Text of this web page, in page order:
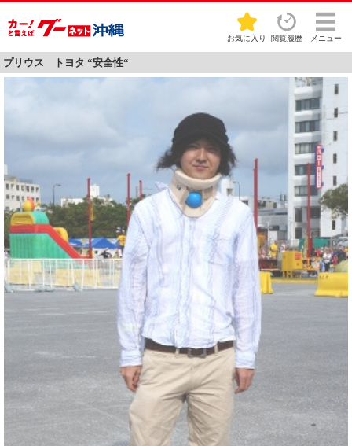
お気に入り 閲覧履歴 メニュー
プリウス トヨタ “安全性“